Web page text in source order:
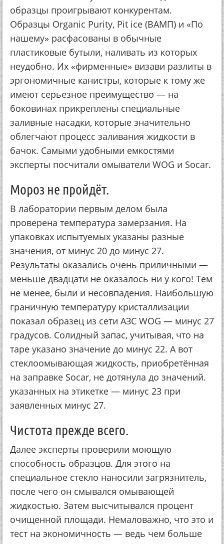
образцы проигрывают конкурентам.
Образцы Organic Purity, Pit ice (ВАМП) и «По
нашему» расфасованы в обычные
пластиковые бутыли, наливать из которых
неудобно. Их «фирменные» визави разлиты в
эргономичные канистры, которые к тому же
имеют серьезное преимущество — на
боковинах прикреплены специальные
заливные насадки, которые значительно
облегчают процесс заливания жидкости в
бачок. Самыми удобными емкостями
эксперты посчитали омыватели WOG и Socar.
Мороз не пройдёт.
В лаборатории первым делом была
проверена температура замерзания. На
упаковках испытуемых указаны разные
значения, от минус 20 до минус 27.
Результаты оказались очень приличными —
меньше двадцати не оказалось ни у кого! Тем
не менее, были и несовпадения. Наибольшую
граничную температуру кристаллизации
показал образец из сети АЗС WOG — минус 27
градусов. Солидный запас, учитывая, что на
таре указано значение до минус 22. А вот
стеклоомывающая жидкость, приобретённая
на заправке Socar, не дотянула до значений.
указанных на этикетке — минус 23 при
заявленных минус 27.
Чистота прежде всего.
Далее эксперты проверили моющую
способность образцов. Для этого на
специальное стекло наносили загрязнитель,
после чего он смывался омывающей
жидкостью. Затем высчитывался процент
очищенной площади. Немаловажно, что это и
тест на экономичность — ведь чем больше